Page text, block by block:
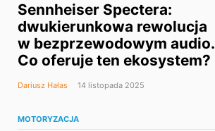
Sennheiser Spectera:
dwukierunkowa rewolucja
w bezprzewodowym audio.
Co oferuje ten ekosystem?
Dariusz Hałas 14 listopada 2025
MOTORYZACJA